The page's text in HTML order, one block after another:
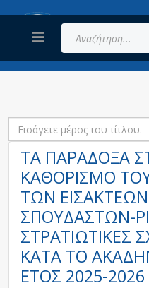
Αναζήτηση...
ΕΙΣΆΓΕΤΕ
ΤΑ ΠΑΡΆΔΟΞΑ
ΚΑΘΟΡΙΣΜΌ
ΤΩΝ ΕΙΣΑΚΤΈΩΝ
ΣΠΟΥΔΑΣΤΏΝ-
ΣΤΡΑΤΙΩΤΙΚΈΣ
ΚΑΤΆ ΤΟ
ΈΤΟΣ 2025-2026